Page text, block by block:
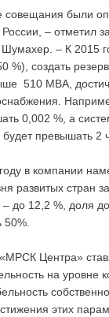
совещания были
– отметил
– К 2015
%), создать
510 МВА,
0,002 %, а
превышать 2
в компании
развитых стран
до 12,2 %, доля
50%.
Центра»
на
этих